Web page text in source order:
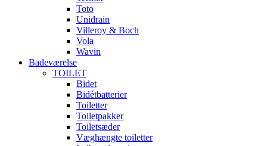
Toto
Unidrain
Villeroy & Boch
Vola
Wavin
Badeværelse
TOILET
Bidet
Bidétbatterier
Toiletter
Toiletpakker
Toiletsæder
Væghængte toiletter